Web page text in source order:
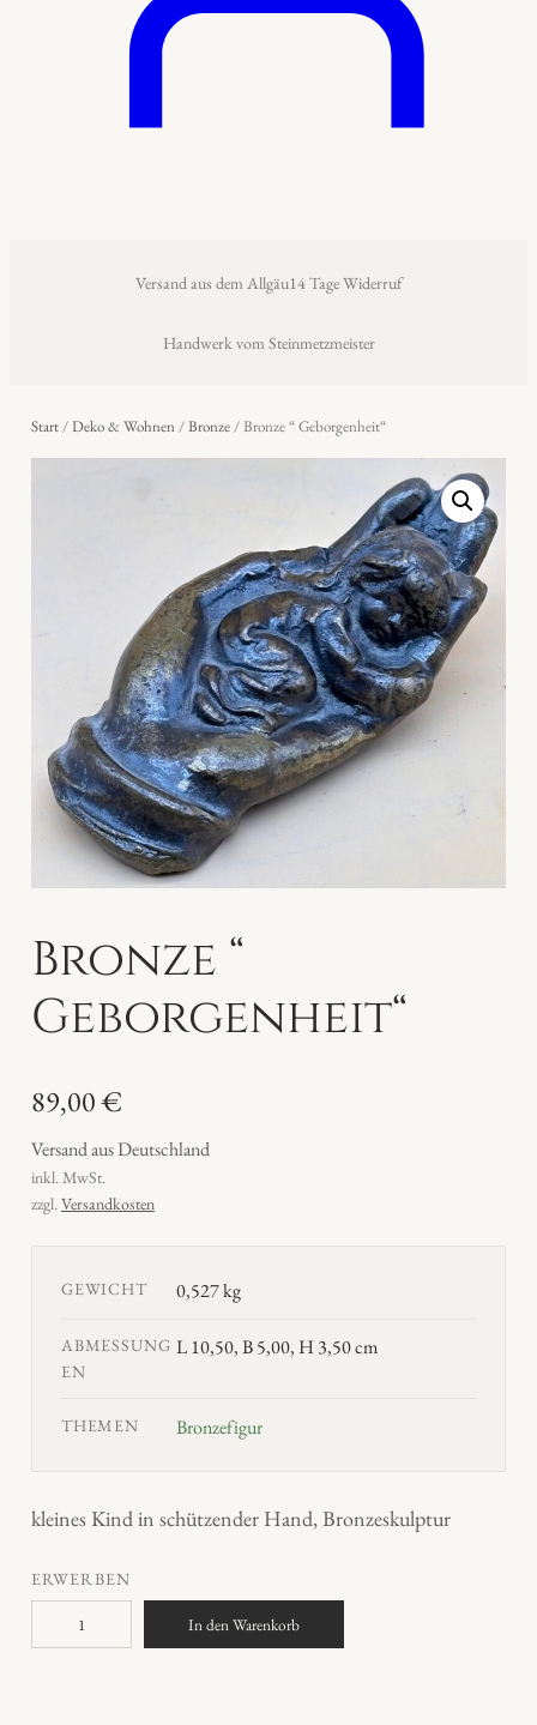
Versand aus dem Allgäu14 Tage Widerruf
Handwerk vom Steinmetzmeister
Start/Deko & Wohnen/Bronze/ Bronze “ Geborgenheit“
Bronze “
Geborgenheit“
89,00€
Versand aus Deutschland
inkl. MwSt.
zzgl.Versandkosten
GEWICHT 0,527 kg
ABMESSUNG
EN
L 10,50, B 5,00, H 3,50 cm
THEMEN Bronzefigur
kleines Kind in schützender Hand, Bronzeskulptur
ERWERBEN
r
In den Warenkorb